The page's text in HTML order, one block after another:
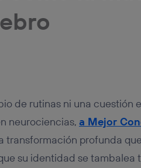
de rutinas ni una cuestión
neurociencias, a Mejor
transformación profunda
su identidad se tambalea
uso de la tecnología recibirá el
Utiq seleccionando
el
portal de privacidad de
política de privacidad de Utiq.